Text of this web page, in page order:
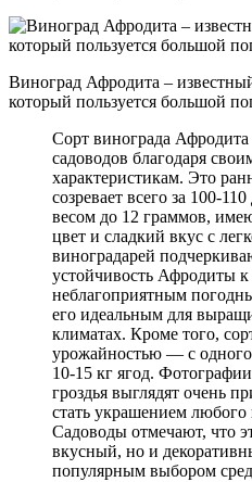
Виноград Афродита –
который пользуется большой
Сорт винограда
садоводов благодаря
характеристикам. Это
созревает всего за 100-
весом до 12 граммов,
цвет и сладкий вкус с
виноградарей
устойчивость Афродиты к
неблагоприятным
его идеальным для
климатах. Кроме того,
урожайностью — с
10-15 кг ягод.
гроздья выглядят очень
стать украшением любого
Садоводы отмечают, что
вкусный, но и
популярным выбором